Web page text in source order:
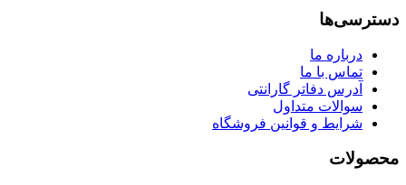
دسترسی‌ها
درباره ما
تماس با ما
آدرس دفاتر گارانتی
سوالات متداول
شرایط و قوانین فروشگاه
محصولات